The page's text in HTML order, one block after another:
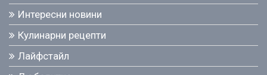
Интересни новини
Кулинарни рецепти
Лайфстайл